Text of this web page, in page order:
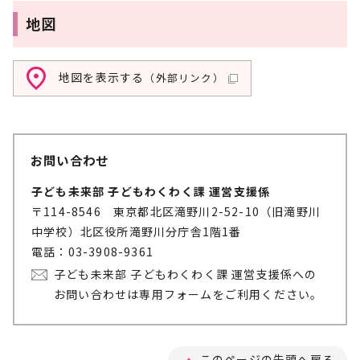
地図
地図を表示する （外部リンク）
お問い合わせ
子ども未来部 子どもわくわく課 運営支援係
〒114-8546 東京都北区滝野川2-52-10（旧滝野川
中学校）北区役所滝野川分庁舎1階1番
電話：03-3908-9361
子ども未来部 子どもわくわく課 運営支援係への
お問い合わせは専用フォームをご利用ください。